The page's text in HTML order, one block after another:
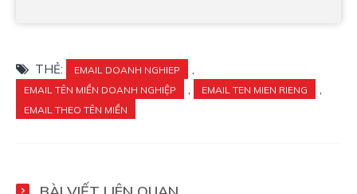
THẺ: EMAIL DOANH NGHIEP
EMAIL TÊN MIỀN DOANH NGHIỆP EMAIL TEN MIEN RIENG
EMAIL THEO TÊN MIỀN